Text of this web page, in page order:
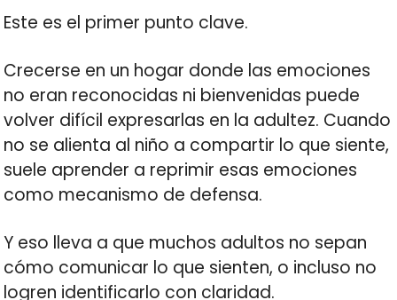
Este es el primer punto clave.
Crecerse en un hogar donde las emociones
no eran reconocidas ni bienvenidas puede
volver difícil expresarlas en la adultez. Cuando
no se alienta al niño a compartir lo que siente,
suele aprender a reprimir esas emociones
como mecanismo de defensa.
Y eso lleva a que muchos adultos no sepan
cómo comunicar lo que sienten, o incluso no
logren identificarlo con claridad.